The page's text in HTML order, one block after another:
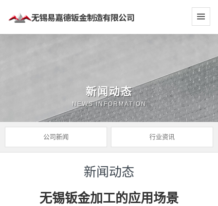
新闻动态
NEWS INFORMATION
公司新闻 行业资讯
新闻动态
无锡钣金加工的应用场景